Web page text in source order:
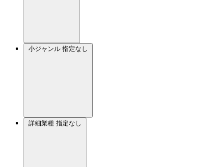
小ジャンル 指定なし
詳細業種 指定なし